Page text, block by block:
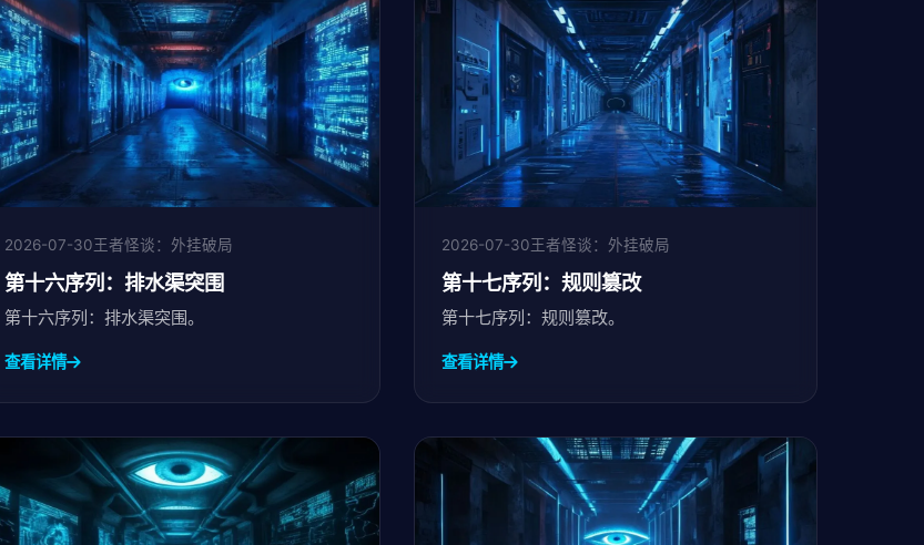
2026-07-30王者怪谈：外挂破局
第十六序列：排水渠突围
第十六序列：排水渠突围。
查看详情
2026-07-30王者怪谈：外挂破局
第十七序列：规则篡改
第十七序列：规则篡改。
查看详情